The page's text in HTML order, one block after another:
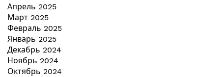
Апрель 2025
Март 2025
Февраль 2025
Январь 2025
Декабрь 2024
Ноябрь 2024
Октябрь 2024